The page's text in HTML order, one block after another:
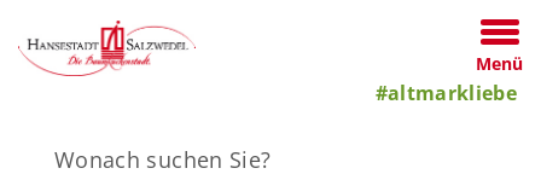
Menü
#altmarkliebe